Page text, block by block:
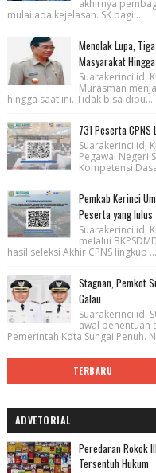
akhirnya
mulai ada kejelasan. SK bagi...
Menolak Lupa,
Masyarakat
Suarakerinci.id,
Murasman
hingga saat ini. Tidak bisa dipu...
731 Peserta
Suarakerinci.id,
Pegawai Negeri
Kompetensi
Pemkab Kerinci
Peserta yang lulus
Suarakerinci.id,
melalui
hasil seleksi Akhir CPNS lingkup ...
Stagnan, Pemkot
Galau
Suarakerinci.id,
awal penentuan
Pemerintah Kota Sungai Penuh.
TERBARU
ADVETORIAL
Peredaran Rokok
Tersentuh Hukum